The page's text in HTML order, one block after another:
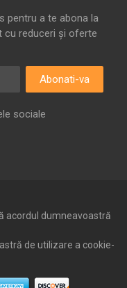
pentru a te abona la
cu reduceri și oferte
Abonati-va
sociale
acordul dumneavoastră
de utilizare a cookie-